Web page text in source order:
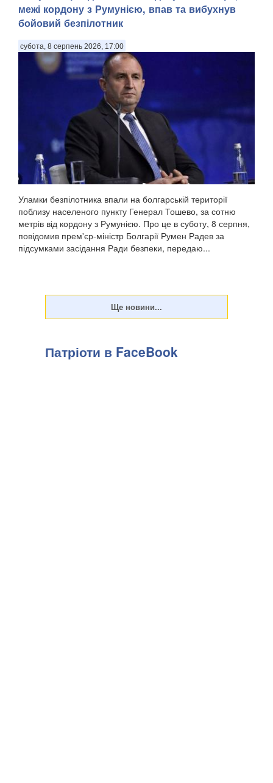
межі кордону з Румунією, впав та вибухнув
бойовий безпілотник
субота, 8 серпень 2026, 17:00
Уламки безпілотника впали на болгарській території
поблизу населеного пункту Генерал Тошево, за сотню
метрів від кордону з Румунією. Про це в суботу, 8 серпня,
повідомив прем'єр-міністр Болгарії Румен Радев за
підсумками засідання Ради безпеки, передаю...
Патріоти в FaceBook